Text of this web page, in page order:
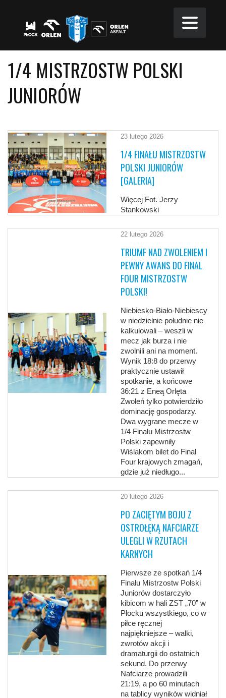
1/4 MISTRZOSTW POLSKI
JUNIORÓW
23 lutego 2026
1/4 FINAŁU MISTRZOSTW
POLSKI JUNIORÓW
[GALERIA]
Więcej Fot. Jerzy
Stankowski
22 lutego 2026
TRIUMF NAD ZWOLENIEM I
PEWNY AWANS DO FINAL
FOUR MISTRZOSTW
POLSKI!
Niebiesko-Biało-Niebiescy
w niedzielnie południe nie
kalkulowali – weszli w
mecz jak burza i nie
zwolnili ani na moment.
Wynik 18:8 do przerwy
praktycznie ustawił
spotkanie, a końcowe
36:21 z Eneą Orlęta
Zwoleń tylko potwierdziło
dominację gospodarzy.
Dwa wygrane mecze w
1/4 Finału Mistrzostw
Polski zapewniły
Wiślakom bilet do Final
Four krajowych zmagań,
gdzie już niedługo...
20 lutego 2026
PO ZACIĘTYM BOJU Z
OSTROŁĘKĄ NAFCIARZE
ULEGLI W RZUTACH
KARNYCH
Pierwsze ze spotkań 1/4
Finału Mistrzostw Polski
Juniorów dostarczyło
kibicom w hali ZST „70” w
Płocku wszystkiego, co w
piłce ręcznej
najpiękniejsze – walki,
zwrotów akcji i
dramaturgii do ostatnich
sekund. Do przerwy
Nafciarze prowadzili
21:19, a po 60 minutach
na tablicy wyników widniał